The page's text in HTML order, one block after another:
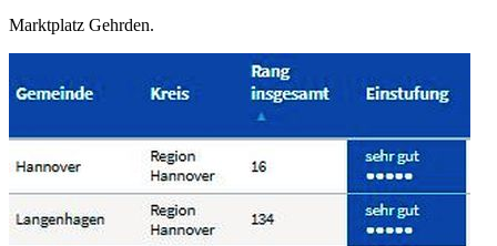
Marktplatz Gehrden.